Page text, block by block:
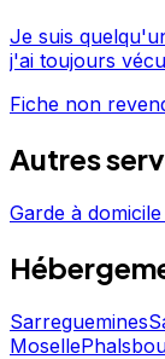
Je suis
j'ai toujours
avec des règles
Un premier
votre chien en
déplace à une
discuter.
Fiche non
Autres
Garde à domicile
Sarreguemines
Moselle